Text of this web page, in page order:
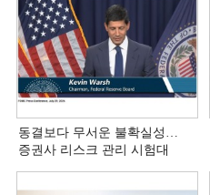
동결보다 무서운 불확실성…
증권사 리스크 관리 시험대